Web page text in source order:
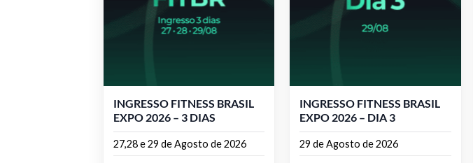
INGRESSO FITNESS BRASIL
EXPO 2026 – 3 DIAS
27,28 e 29 de Agosto de 2026
INGRESSO FITNESS BRASIL
EXPO 2026 – DIA 3
29 de Agosto de 2026